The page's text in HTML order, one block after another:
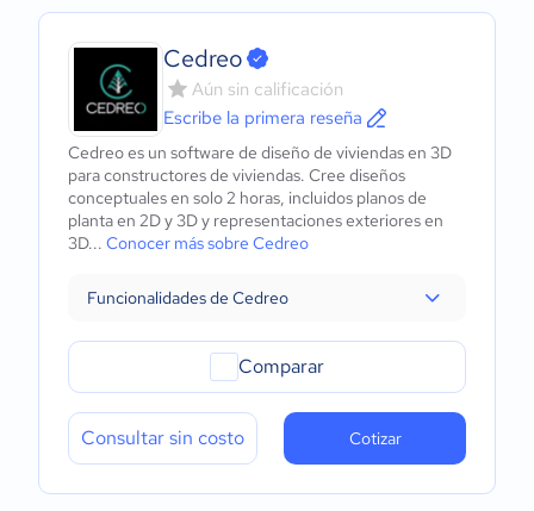
Cedreo
Aún sin calificación
Escribe la primera reseña
Cedreo es un software de diseño de viviendas en 3D
para constructores de viviendas. Cree diseños
conceptuales en solo 2 horas, incluidos planos de
planta en 2D y 3D y representaciones exteriores en
3D... Conocer más sobre Cedreo
Funcionalidades de Cedreo
Comparar
Consultar sin costo Cotizar